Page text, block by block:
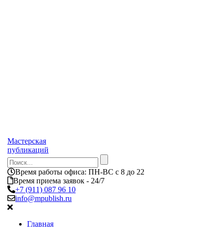
Мастерская
публикаций
Время работы офиса: ПН-ВС с 8 до 22
Время приема заявок - 24/7
+7 (911) 087 96 10
info@mpublish.ru
Главная